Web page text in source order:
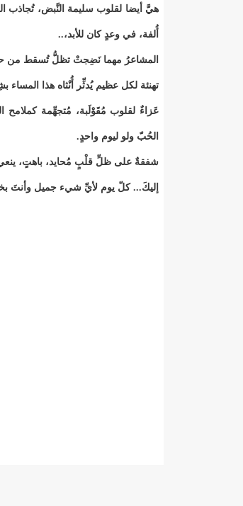
هيَّ أيضا لقلوب سليمة النَّبض، تُجاذب
أُلفة، في وعدٍ كان للأبد،..
المشاعرُ مهما نَضِجتْ تظلُّ تُسقط من
تهنئة لكل عظيم يُدثِّر أُنْثاه هذا
عَزاءٌ لقلوب مُقَوْلَبة، مُتجهِّمة
الحُبّ ولو ليوم واحدٍ.
شفقةٌ على ظلِّ قلْبٍ مُحايد، باهتٍ،
إليكَ... كلّ يوم لأيِّ شيء جميل وأنتَ